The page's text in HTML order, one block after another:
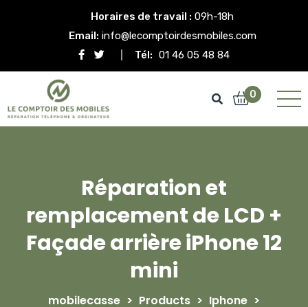
Horaires de travail : 09h-18h
Email: info@lecomptoirdesmobiles.com
Tél: 01 46 05 48 84
0
Réparation et
remplacement de LCD +
Façade arrière iPhone 12
mini
mobilecasse > Products > Iphone >